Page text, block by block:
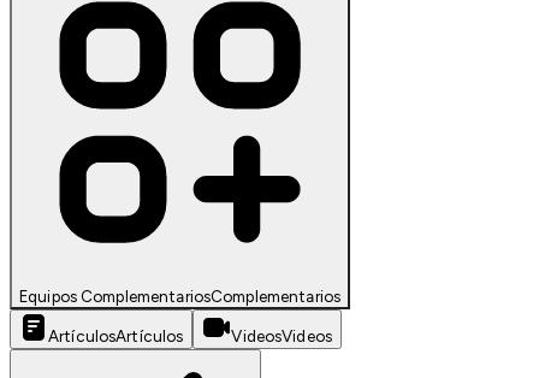
Equipos ComplementariosComplementarios
ArtículosArtículos VideosVideos